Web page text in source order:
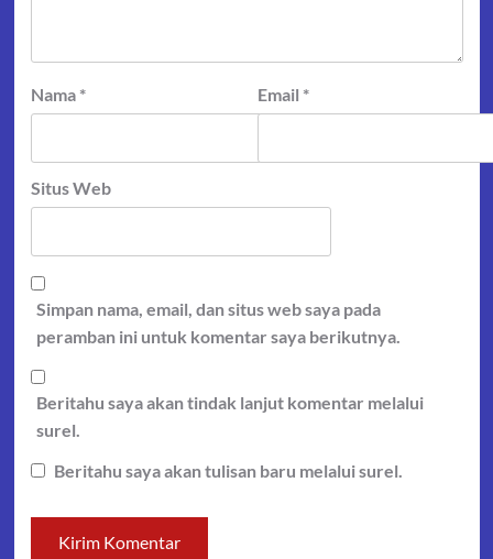
Nama * Email *
Situs Web
Simpan nama, email, dan situs web saya pada
peramban ini untuk komentar saya berikutnya.
Beritahu saya akan tindak lanjut komentar melalui
surel.
Beritahu saya akan tulisan baru melalui surel.